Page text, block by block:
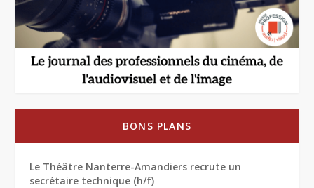
BONS PLANS
Le Théâtre Nanterre-Amandiers recrute un
secrétaire technique (h/f)